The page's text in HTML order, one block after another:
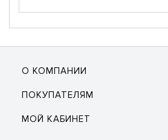
О КОМПАНИИ
ПОКУПАТЕЛЯМ
МОЙ КАБИНЕТ